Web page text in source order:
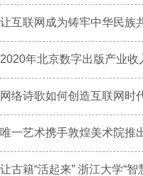
让互联网成为铸牢中华民族
2020年北京数字出版产业收
网络诗歌如何创造互联网时
唯一艺术携手敦煌美术院推
让古籍“活起来” 浙江大学“